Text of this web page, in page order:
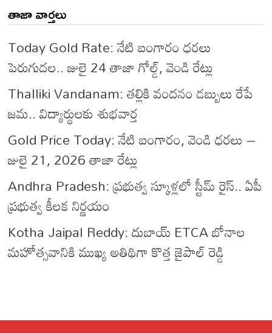
తాజా వార్తలు
Today Gold Rate: నేటి బంగారం ధరలు
పెరుగుదల.. జులై 24 తాజా గోల్డ్, వెండి రేట్లు
Thalliki Vandanam: తల్లికి వందనం డబ్బులు రేపే
జమ.. విద్యార్థులకు శుభవార్త
Gold Price Today: నేటి బంగారం, వెండి ధరలు –
జులై 21, 2026 తాజా రేట్లు
Andhra Pradesh: ప్రభుత్వ స్కూళ్లలో స్టీమ్ రైస్.. ఏపీ
ప్రభుత్వ కీలక నిర్ణయం
Kotha Jaipal Reddy: దుబాయ్ ETCA బోనాల
మహోత్సవానికి ముఖ్య అతిథిగా కొత్త జైపాల్ రెడ్డి